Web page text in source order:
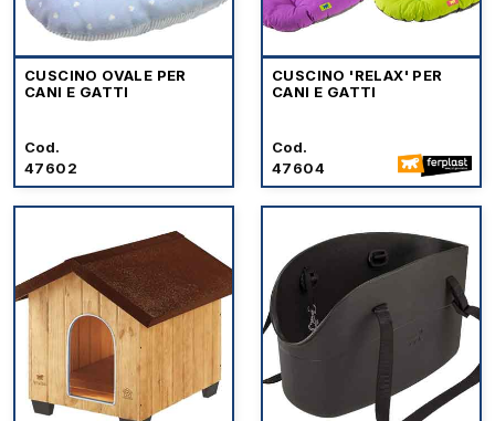
CUSCINO OVALE PER
CANI E GATTI
Cod.
47602
CUSCINO 'RELAX' PER
CANI E GATTI
Cod.
47604